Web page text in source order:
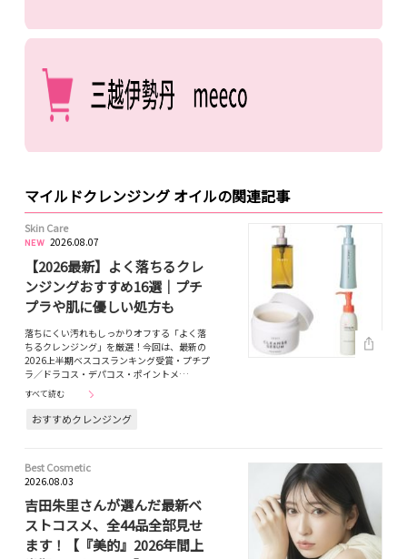
マイルドクレンジング オイルの関連記事
Skin Care
2026.08.07
【2026最新】よく落ちるクレ
ンジングおすすめ16選｜プチ
プラや肌に優しい処方も
落ちにくい汚れもしっかりオフする「よく落
ちるクレンジング」を厳選！今回は、最新の
2026上半期ベスコスランキング受賞・プチプ
ラ／ドラコス・デパコス・ポイントメ…
すべて読む
おすすめクレンジング
Best Cosmetic
2026.08.03
吉田朱里さんが選んだ最新ベ
ストコスメ、全44品全部見せ
ます！【『美的』2026年間上